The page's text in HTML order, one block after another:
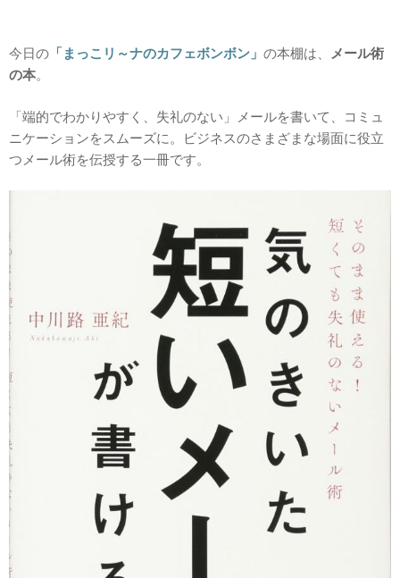
今日の 「まっこリ～ナのカフェボンボン」 の本棚は、
メール術
の本。
「端的でわかりやすく、失礼のない」メールを書いて、コミュ
ニケーションをスムーズに。ビジネスのさまざまな場面に役立
つメール術を伝授する一冊です。